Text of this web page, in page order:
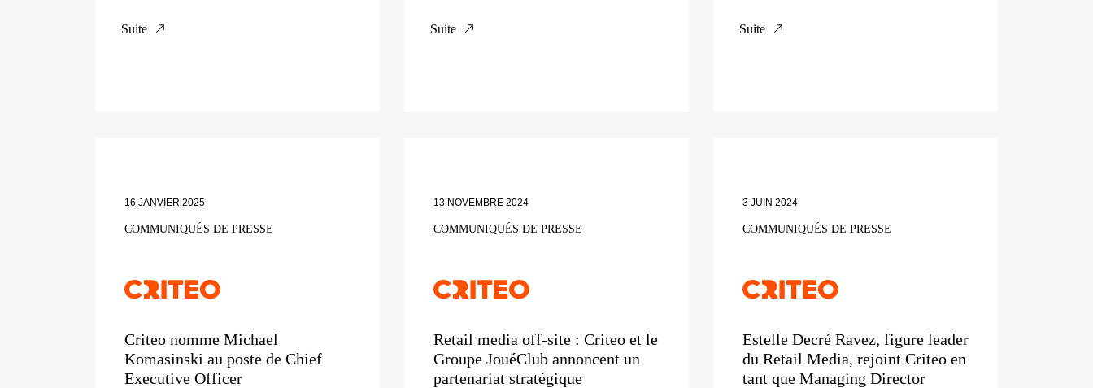
Suite Suite Suite
16 JANVIER 2025
COMMUNIQUÉS DE PRESSE
Criteo nomme Michael
Komasinski au poste de Chief
Executive Officer
13 NOVEMBRE 2024
COMMUNIQUÉS DE PRESSE
Retail media off-site : Criteo et le
Groupe JouéClub annoncent un
partenariat stratégique
3 JUIN 2024
COMMUNIQUÉS DE PRESSE
Estelle Decré Ravez, figure leader
du Retail Media, rejoint Criteo en
tant que Managing Director